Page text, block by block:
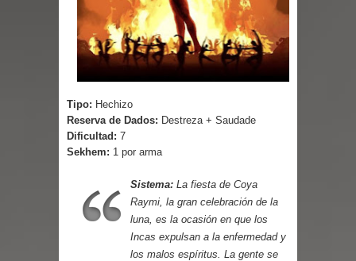
Parte 09: Los Muertos Cuentan
Cuentos
Tipo: Hechizo
Reserva de Dados: Destreza + Saudade
Dificultad: 7
Sekhem: 1 por arma
Sistema: La fiesta de Coya
Raymi, la gran celebración de la
luna, es la ocasión en que los
Incas expulsan a la enfermedad y
los malos espíritus. La gente se